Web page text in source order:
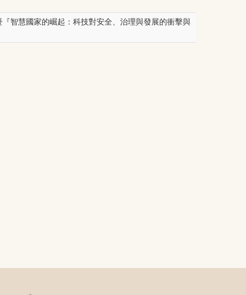
智慧國家的崛起：科技對安全、治理與發展的衝擊與